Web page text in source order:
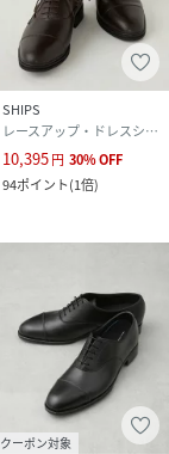
SHIPS
レースアップ・ドレスシューズ
10,395円 30%OFF
94ポイント(1倍)
クーポン対象